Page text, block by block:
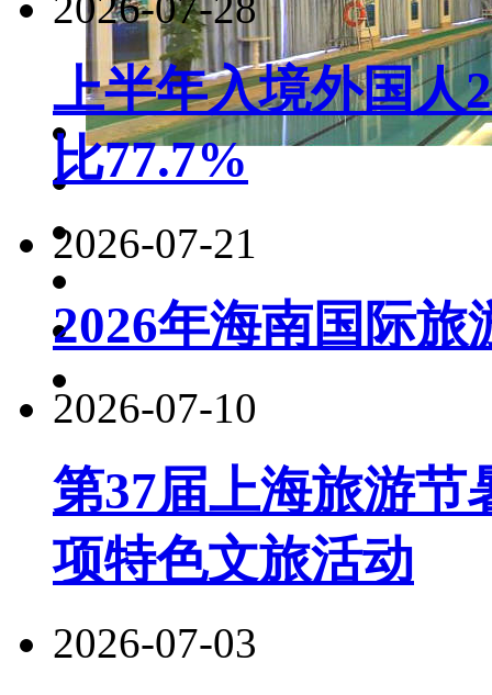
上半年入境外国人
比77.7%
2026-07-21
2026年海南国际旅
2026-07-10
第37届上海旅游节
项特色文旅活动
2026-07-03